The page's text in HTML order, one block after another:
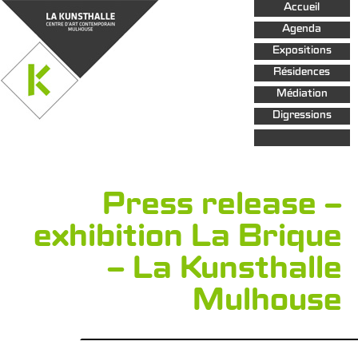
Aller au
contenu
principal
Accueil
Agenda
Expositions
Résidences
Médiation
Digressions
Press release –
exhibition La Brique
– La Kunsthalle
Mulhouse